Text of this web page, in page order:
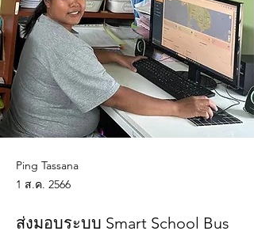
Ping Tassana
1 ส.ค. 2566
ส่งมอบระบบ Smart School Bus